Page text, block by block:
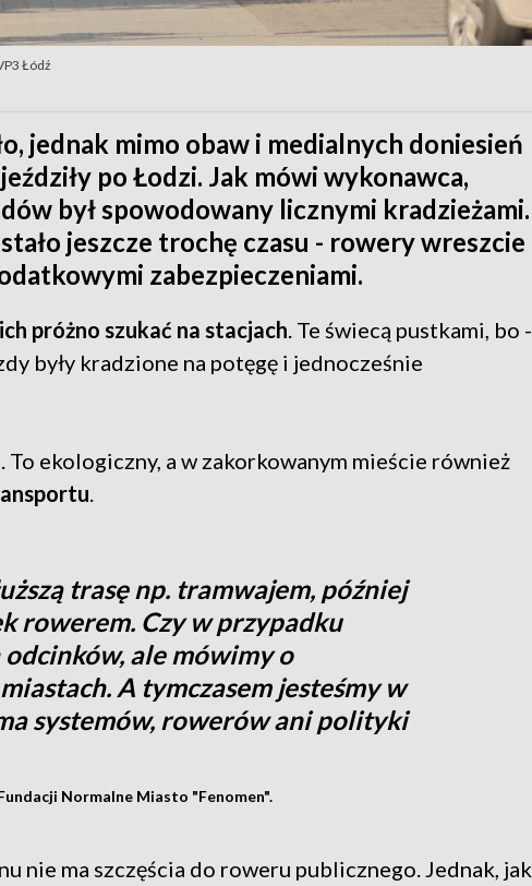
Łódź
jednak mimo obaw i medialnych doniesień
po Łodzi. Jak mówi wykonawca,
był spowodowany licznymi kradzieżami.
jeszcze trochę czasu - rowery wreszcie
zabezpieczeniami.
próżno szukać na stacjach . Te świecą pustkami, bo -
były kradzione na potęgę i jednocześnie
To ekologiczny, a w zakorkowanym mieście również
trasę np. tramwajem, później
rowerem. Czy w przypadku
ale mówimy o
A tymczasem jesteśmy w
systemów, rowerów ani polityki
Normalne Miasto "Fenomen".
nie ma szczęścia do roweru publicznego. Jednak, jak